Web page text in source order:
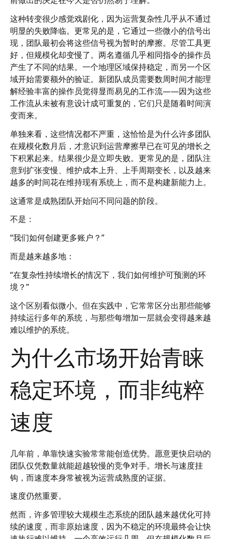
这种转变很少感觉戏剧化，因为运营复杂性几乎从不通过
明显的失败降临。更常见的是，它通过一些微小的信号出
现，团队最初会将这些信号视为暂时的摩擦。尽管工具更
好，但规模化却变慢了。两名遵循几乎相同指令的操作员
产生了不同的结果。一个地理区域保持稳定，而另一个区
域开始需要额外的验证。新团队成员需要数周时间才能理
解经验丰富的操作员觉得显而易见的工作流——因为这些
工作流从未被有意设计成可重复的，它们只是随着时间演
变而来。
单独来看，这些情况都不严重，这恰恰是为什么许多团队
在规模化数月后，才意识到运营摩擦早已在可见的增长之
下积累起来。结果很少是立即失败。更常见的是，团队注
意到扩张变慢、维护成本上升、上手周期变长，以及越来
越多的时间花在维持现有系统上，而不是构建新能力上。
这通常是成熟团队开始问不同问题的阶段。
不是：
“我们如何创建更多账户？”
而是越来越多地：
“在复杂性持续增长的情况下，我们如何维护可预测的环
境？”
这个区别看似微小。但在实践中，它常常区分出那些能够
持续运行多年的系统，与那些每增加一层就会变得越来越
难以维护的系统。
为什么市场开始青睐
稳定环境，而非纯粹
速度
几年前，单靠快速实验常常能创造优势。愿意更快启动的
团队仅凭数量就能超越较慢的竞争对手。增长与速度挂
钩，而速度本身常被视为运营成熟度的证据。
速度仍然重要。
然而，许多管理较大规模生态系统的团队越来越优化可持
续的速度，而非原始速度，因为不稳定的环境最终会让快